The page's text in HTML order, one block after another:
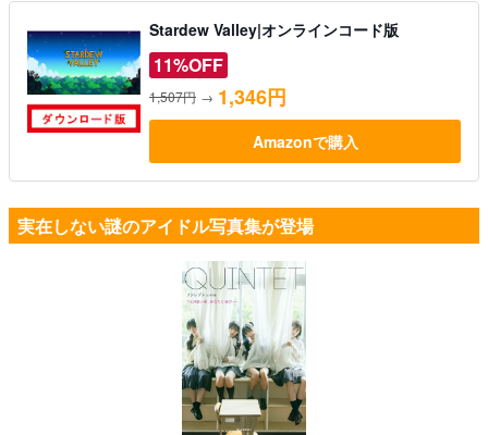
Stardew Valley|オンラインコード版
11%OFF
1,507円 → 1,346円
Amazonで購入
実在しない謎のアイドル写真集が登場